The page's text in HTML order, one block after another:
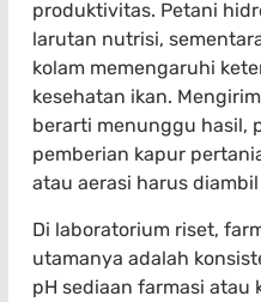
produktivitas. Petani
larutan nutrisi,
kolam memengaruhi
kesehatan ikan.
berarti menunggu hasil,
pemberian kapur
atau aerasi harus
Di laboratorium riset,
utamanya adalah
pH sediaan farmasi atau